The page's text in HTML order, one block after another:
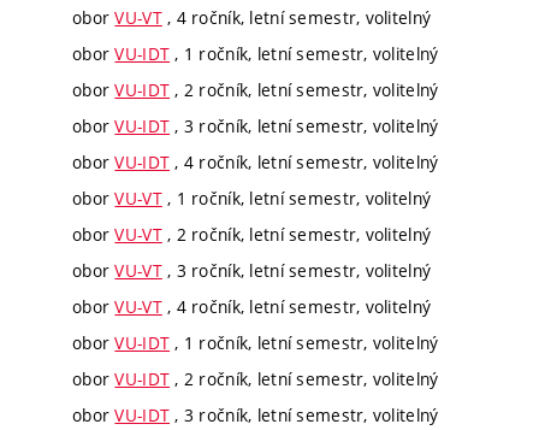
oborVU-VT, 4 ročník, letní semestr, volitelný
oborVU-IDT , 1 ročník, letní semestr, volitelný
oborVU-IDT , 2 ročník, letní semestr, volitelný
oborVU-IDT , 3 ročník, letní semestr, volitelný
oborVU-IDT , 4 ročník, letní semestr, volitelný
oborVU-VT, 1 ročník, letní semestr, volitelný
oborVU-VT, 2 ročník, letní semestr, volitelný
oborVU-VT, 3 ročník, letní semestr, volitelný
oborVU-VT, 4 ročník, letní semestr, volitelný
oborVU-IDT , 1 ročník, letní semestr, volitelný
oborVU-IDT , 2 ročník, letní semestr, volitelný
oborVU-IDT , 3 ročník, letní semestr, volitelný